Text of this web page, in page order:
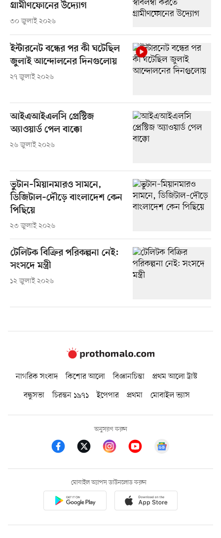
গ্রামীণফোনের উদ্যোগ
৩০ জুলাই ২০২৬
ইন্টারনেট বন্ধের পর কী ঘটেছিল
জুলাই আন্দোলনের দিনগুলোয়
২৭ জুলাই ২০২৬
আইএআইএলসি প্রেস্টিজ
অ্যাওয়ার্ড পেল বাক্কো
২৬ জুলাই ২০২৬
ভুটান–মিয়ানমারও সামনে,
ডিজিটাল–দৌড়ে বাংলাদেশ কেন
পিছিয়ে
২৩ জুলাই ২০২৬
টেলিটক বিক্রির পরিকল্পনা নেই:
সংসদে মন্ত্রী
১২ জুলাই ২০২৬
নাগরিক সংবাদ কিশোর আলো বিজ্ঞানচিন্তা
প্রথম আলো ট্রাস্ট
বন্ধুসভা
চিরন্তন ১৯৭১ ইপেপার প্রথমা মোবাইল ভ্যাস
অনুসরণ করুন
মোবাইল অ্যাপস ডাউনলোড করুন